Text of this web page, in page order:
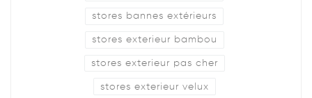
stores bannes extérieurs
stores exterieur bambou
stores exterieur pas cher
stores exterieur velux